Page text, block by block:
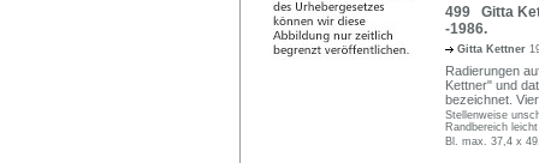
499 Gitta
-1986.
Gitta Kettner
Radierungen
Kettner" und
bezeichnet.
Stellenweise
Randbereich
Bl. max. 37,4 x